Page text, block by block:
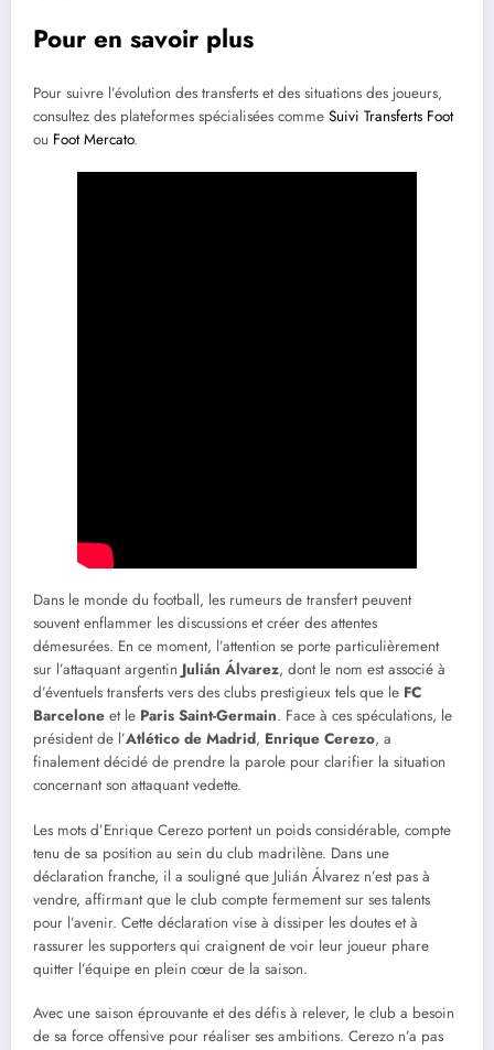
Pour en savoir plus
Pour suivre l’évolution des transferts et des situations des joueurs,
consultez des plateformes spécialisées comme Suivi Transferts Foot
ou Foot Mercato.
Dans le monde du football, les rumeurs de transfert peuvent
souvent enflammer les discussions et créer des attentes
démesurées. En ce moment, l’attention se porte particulièrement
sur l’attaquant argentin Julián Álvarez, dont le nom est associé à
d’éventuels transferts vers des clubs prestigieux tels que le FC
Barcelone et le Paris Saint-Germain. Face à ces spéculations, le
président de l’Atlético de Madrid, Enrique Cerezo, a
finalement décidé de prendre la parole pour clarifier la situation
concernant son attaquant vedette.
Les mots d’Enrique Cerezo portent un poids considérable, compte
tenu de sa position au sein du club madrilène. Dans une
déclaration franche, il a souligné que Julián Álvarez n’est pas à
vendre, affirmant que le club compte fermement sur ses talents
pour l’avenir. Cette déclaration vise à dissiper les doutes et à
rassurer les supporters qui craignent de voir leur joueur phare
quitter l’équipe en plein cœur de la saison.
Avec une saison éprouvante et des défis à relever, le club a besoin
de sa force offensive pour réaliser ses ambitions. Cerezo n’a pas